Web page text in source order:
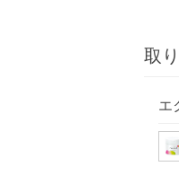
取
エ